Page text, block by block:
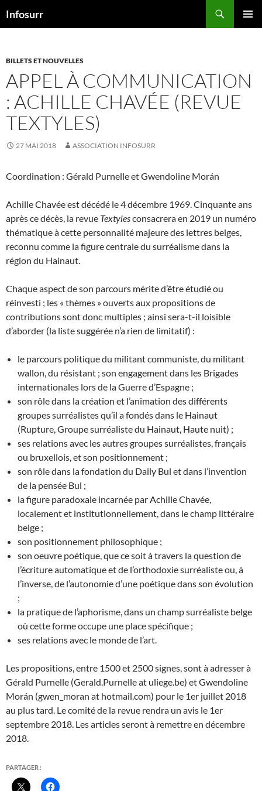
auInfosurr
BILLETS ET NOUVELLES
APPEL À COMMUNICATION
: ACHILLE CHAVÉE (REVUE
TEXTYLES)
27 MAI 2018 ASSOCIATION INFOSURR
Coordination : Gérald Purnelle et Gwendoline Morán
Achille Chavée est décédé le 4 décembre 1969. Cinquante ans
après ce décès, la revue Textylesconsacrera en 2019 un numéro
thématique à cette personnalité majeure des lettres belges,
reconnu comme la figure centrale du surréalisme dans la
région du Hainaut.
Chaque aspect de son parcours mérite d’être étudié ou
réinvesti ; les « thèmes » ouverts aux propositions de
contributions sont donc multiples ; ainsi sera-t-il loisible
d’aborder (la liste suggérée n’a rien de limitatif) :
le parcours politique du militant communiste, du militant
wallon, du résistant ; son engagement dans les Brigades
internationales lors de la Guerre d’Espagne ;
son rôle dans la création et l’animation des différents
groupes surréalistes qu’il a fondés dans le Hainaut
(Rupture, Groupe surréaliste du Hainaut, Haute nuit) ;
ses relations avec les autres groupes surréalistes, français
ou bruxellois, et son positionnement ;
son rôle dans la fondation du Daily Bul et dans l’invention
de la pensée Bul ;
la figure paradoxale incarnée par Achille Chavée,
localement et institutionnellement, dans le champ littéraire
belge ;
son positionnement philosophique ;
son oeuvre poétique, que ce soit à travers la question de
l’écriture automatique et de l’orthodoxie surréaliste ou, à
l’inverse, de l’autonomie d’une poétique dans son évolution
;
la pratique de l’aphorisme, dans un champ surréaliste belge
où cette forme occupe une place spécifique ;
ses relations avec le monde de l’art.
Les propositions, entre 1500 et 2500 signes, sont à adresser à
Gérald Purnelle (Gerald.Purnelle at uliege.be) et Gwendoline
Morán (gwen_moran at hotmail.com) pour le 1er juillet 2018
au plus tard. Le comité de la revue rendra un avis le 1er
septembre 2018. Les articles seront à remettre en décembre
2018.
PARTAGER :